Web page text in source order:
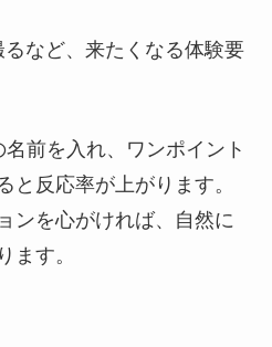
など、来たくなる体験要
前を入れ、ワンポイント
と反応率が上がります。
ンを心がければ、自然に
ます。